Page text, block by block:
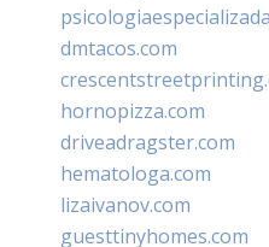
dmtacos.com
hornopizza.com
driveadragster.com
hematologa.com
lizaivanov.com
guesttinyhomes.com